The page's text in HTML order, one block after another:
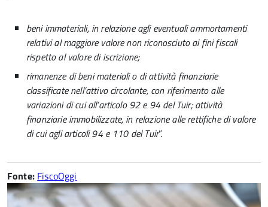
beni immateriali, in relazione agli eventuali ammortamenti
relativi al maggiore valore non riconosciuto ai fini fiscali
rispetto al valore di iscrizione;
rimanenze di beni materiali o di attività finanziarie
classificate nell’attivo circolante, con riferimento alle
variazioni di cui all’articolo 92 e 94 del Tuir; attività
finanziarie immobilizzate, in relazione alle rettifiche di valore
di cui agli articoli 94 e 110 del Tuir”.
Fonte: FiscoOggi